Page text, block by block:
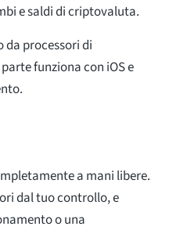
e saldi di criptovaluta.
processori di
funziona con iOS e
a mani libere.
dal tuo controllo, e
o una